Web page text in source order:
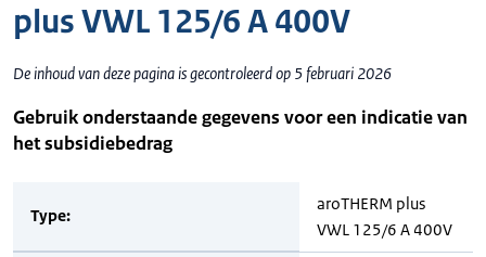
plus VWL 125/6 A 400V
De inhoud van deze pagina is gecontroleerd op 5 februari 2026
Gebruik onderstaande gegevens voor een indicatie van
het subsidiebedrag
Type:
aroTHERM plus
VWL 125/6 A 400V